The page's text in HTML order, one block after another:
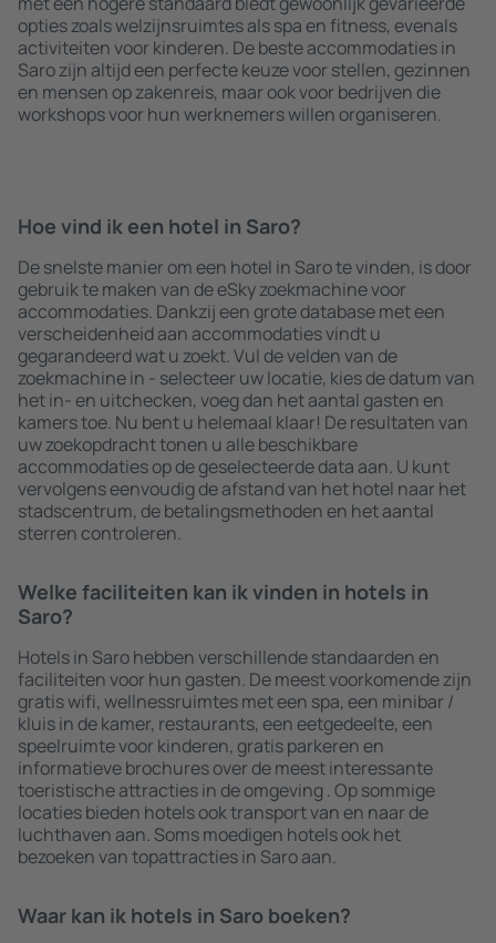
opties zoals welzijnsruimtes als spa en fitness, evenals
activiteiten voor kinderen. De beste accommodaties in
Saro zijn altijd een perfecte keuze voor stellen, gezinnen
en mensen op zakenreis, maar ook voor bedrijven die
workshops voor hun werknemers willen organiseren.
Hoe vind ik een hotel in Saro?
De snelste manier om een hotel in Saro te vinden, is door
gebruik te maken van de eSky zoekmachine voor
accommodaties. Dankzij een grote database met een
verscheidenheid aan accommodaties vindt u
gegarandeerd wat u zoekt. Vul de velden van de
zoekmachine in - selecteer uw locatie, kies de datum van
het in- en uitchecken, voeg dan het aantal gasten en
kamers toe. Nu bent u helemaal klaar! De resultaten van
uw zoekopdracht tonen u alle beschikbare
accommodaties op de geselecteerde data aan. U kunt
vervolgens eenvoudig de afstand van het hotel naar het
stadscentrum, de betalingsmethoden en het aantal
sterren controleren.
Welke faciliteiten kan ik vinden in hotels in
Saro?
Hotels in Saro hebben verschillende standaarden en
faciliteiten voor hun gasten. De meest voorkomende zijn
gratis wifi, wellnessruimtes met een spa, een minibar /
kluis in de kamer, restaurants, een eetgedeelte, een
speelruimte voor kinderen, gratis parkeren en
informatieve brochures over de meest interessante
toeristische attracties in de omgeving . Op sommige
locaties bieden hotels ook transport van en naar de
luchthaven aan. Soms moedigen hotels ook het
bezoeken van topattracties in Saro aan.
Waar kan ik hotels in Saro boeken?